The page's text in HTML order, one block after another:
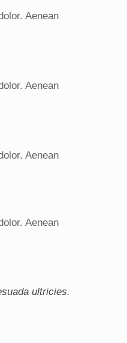
Aenean
Aenean
Aenean
Aenean
ultricies.